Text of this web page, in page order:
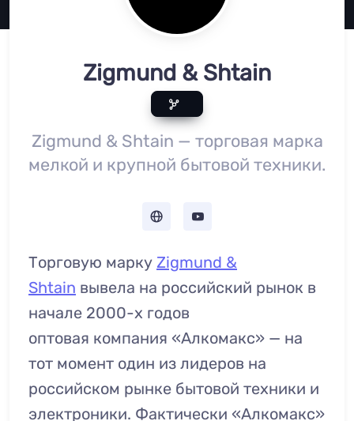
Zigmund & Shtain
Zigmund & Shtain — торговая марка
мелкой и крупной бытовой техники.
Торговую марку Zigmund &
Shtain вывела на российский рынок в
начале 2000-х годов
оптовая компания «Алкомакс» — на
тот момент один из лидеров на
российском рынке бытовой техники и
электроники. Фактически «Алкомакс»